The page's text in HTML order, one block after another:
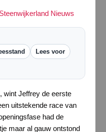
Steenwijkerland Nieuws
Lees voor
wint Jeffrey de eerste
uitstekende race van
had de
maar al gauw ontstond